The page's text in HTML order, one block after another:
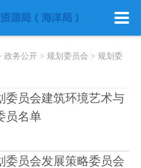
政务公开 > 规划委员会 > 规划委
委员会建筑环境艺术与
员名单
委员会发展策略委员会